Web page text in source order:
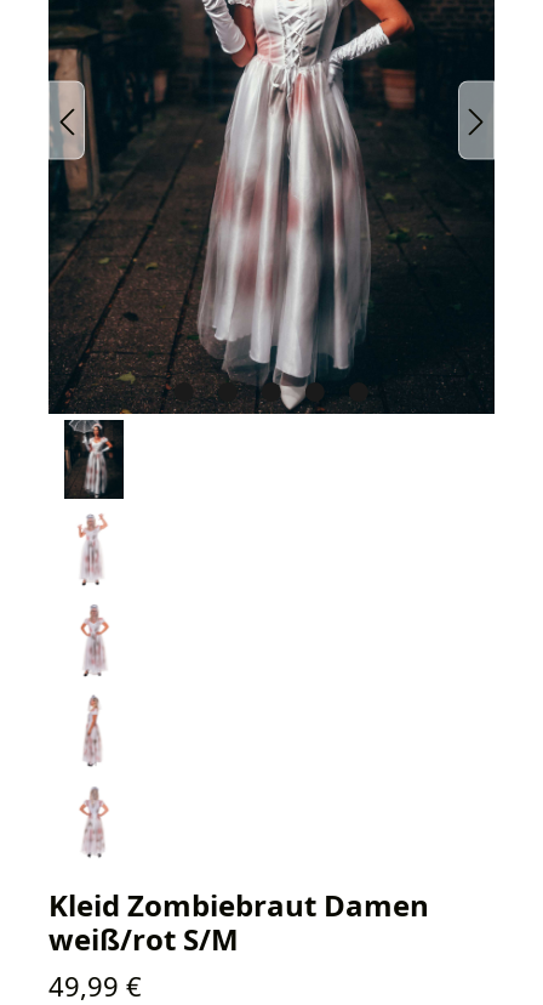
Kleid Zombiebraut Damen
weiß/rot S/M
Regulärer Preis:
49,99 €